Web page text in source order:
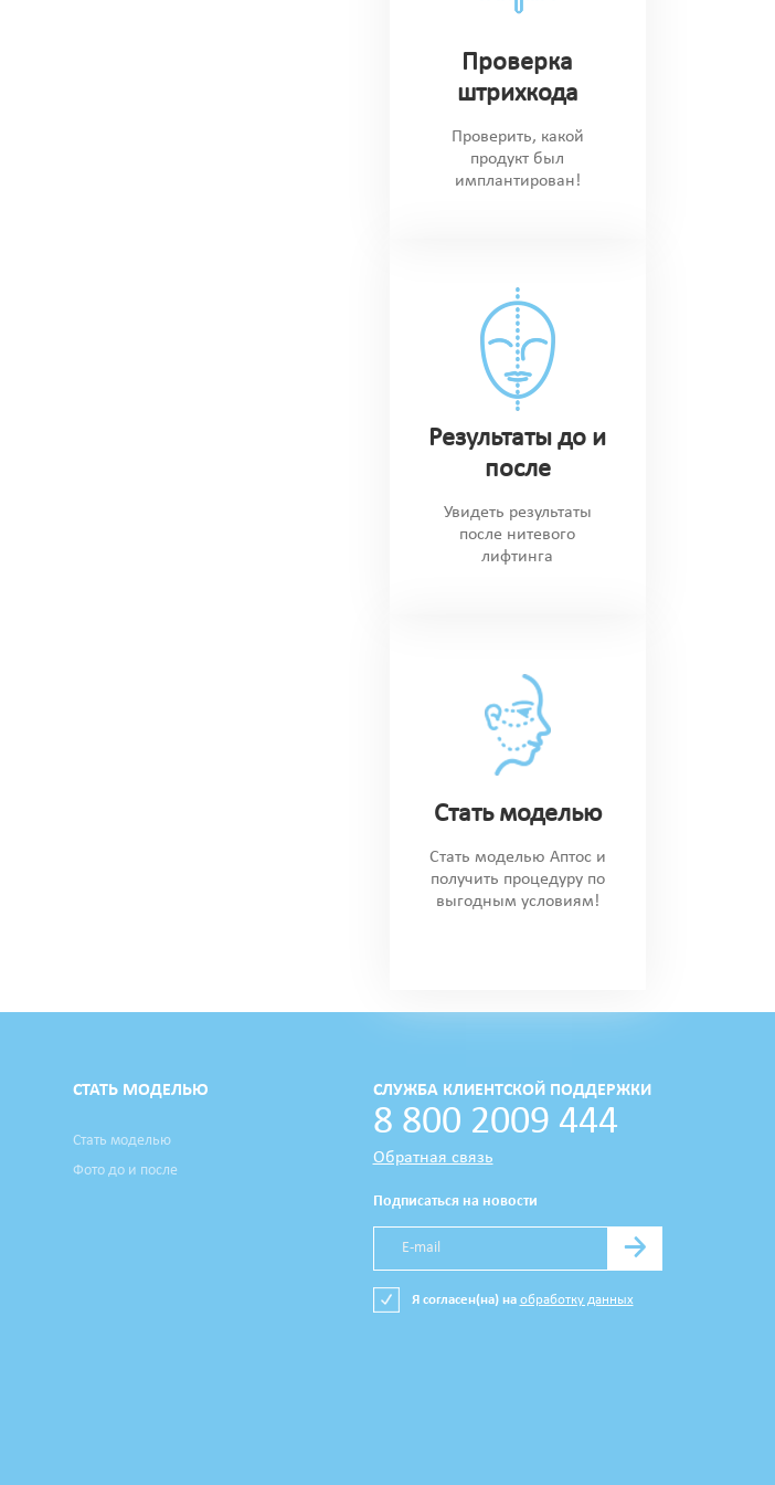
Проверка
штрихкода
Проверить, какой
продукт был
имплантирован!
Результаты до и
после
Увидеть результаты
после нитевого
лифтинга
Стать моделью
Стать моделью Аптос и
получить процедуру по
выгодным условиям!
СТАТЬ МОДЕЛЬЮ
Стать моделью
Фото до и после
СЛУЖБА КЛИЕНТСКОЙ ПОДДЕРЖКИ
8 800 2009 444
Обратная связь
Подписаться на новости
→
Я согласен(на) на обработку данных